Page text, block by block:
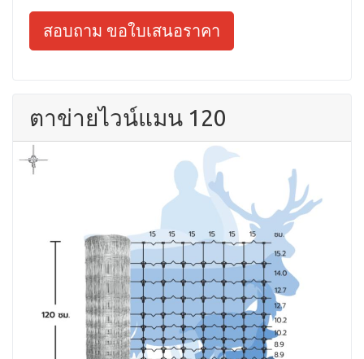
สอบถาม ขอใบเสนอราคา
ตาข่ายไวน์แมน 120